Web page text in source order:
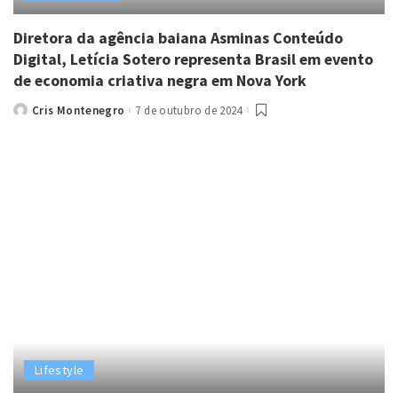
Diretora da agência baiana Asminas Conteúdo
Digital, Letícia Sotero representa Brasil em evento
de economia criativa negra em Nova York
PostedCris Montenegro 7 de outubro de 2024
Lifestyle